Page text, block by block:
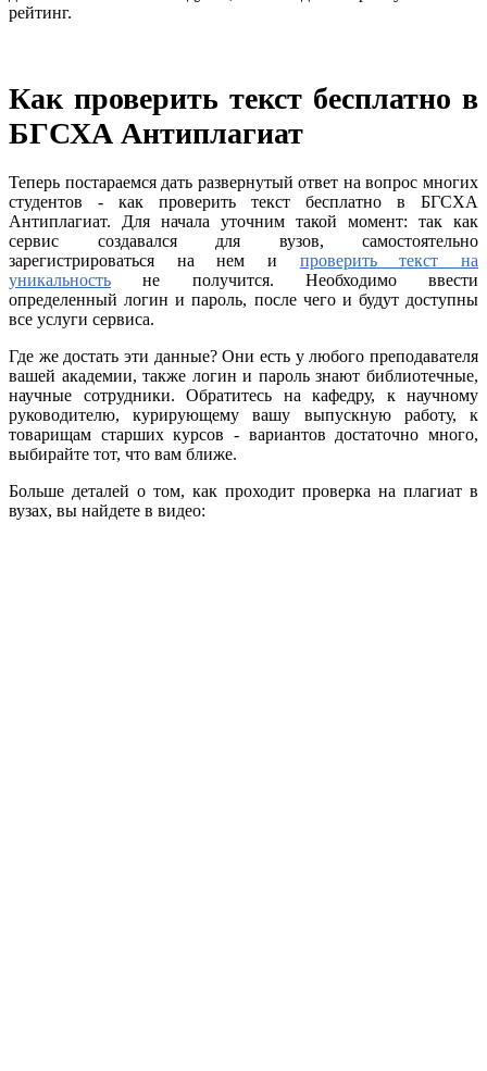
рейтинг.
Как проверить текст бесплатно в
БГСХА Антиплагиат
Теперь постараемся дать развернутый ответ на вопрос многих
студентов - как проверить текст бесплатно в БГСХА
Антиплагиат. Для начала уточним такой момент: так как
сервис создавался для вузов, самостоятельно
зарегистрироваться на нем и проверить текст на
уникальность не получится. Необходимо ввести
определенный логин и пароль, после чего и будут доступны
все услуги сервиса.
Где же достать эти данные? Они есть у любого преподавателя
вашей академии, также логин и пароль знают библиотечные,
научные сотрудники. Обратитесь на кафедру, к научному
руководителю, курирующему вашу выпускную работу, к
товарищам старших курсов - вариантов достаточно много,
выбирайте тот, что вам ближе.
Больше деталей о том, как проходит проверка на плагиат в
вузах, вы найдете в видео: